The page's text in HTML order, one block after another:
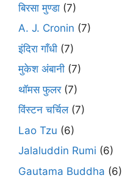
बिरसा मुण्डा (7)
A. J. Cronin (7)
इंदिरा गाँधी (7)
मुकेश अंबानी (7)
थॉमस फुलर(7)
विंस्टन चर्चिल(7)
Lao Tzu (6)
Jalaluddin Rumi (6)
Gautama Buddha (6)